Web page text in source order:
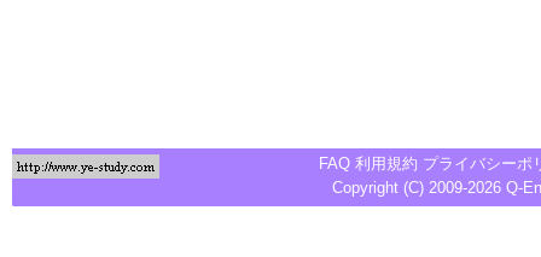
FAQ 利用規約 プライバシーポ
Copyright (C) 2009-2026 Q-